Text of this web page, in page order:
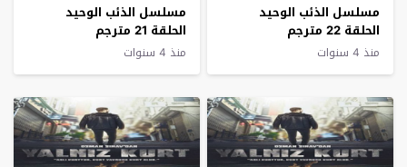
مسلسل الذئب الوحيد
الحلقة 22 مترجم
منذ 4 سنوات
مسلسل الذئب الوحيد
الحلقة 21 مترجم
منذ 4 سنوات